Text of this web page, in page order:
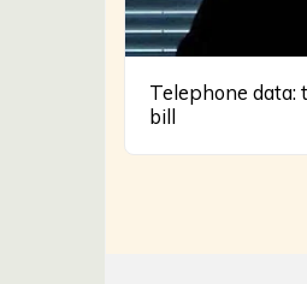
Telephone data:
bill